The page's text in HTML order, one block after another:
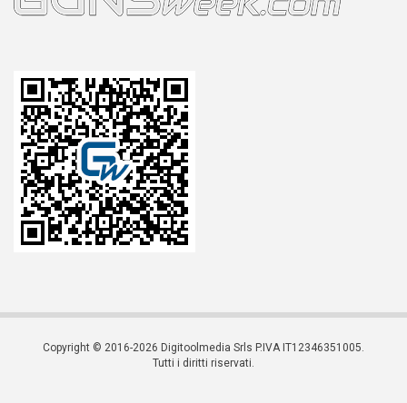
Copyright © 2016-2026 Digitoolmedia Srls P.IVA IT12346351005.
Tutti i diritti riservati.